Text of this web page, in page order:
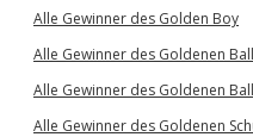
Alle Gewinner des Golden Boy
Alle Gewinner des Goldenen
Alle Gewinner des Goldenen
Alle Gewinner des Goldenen